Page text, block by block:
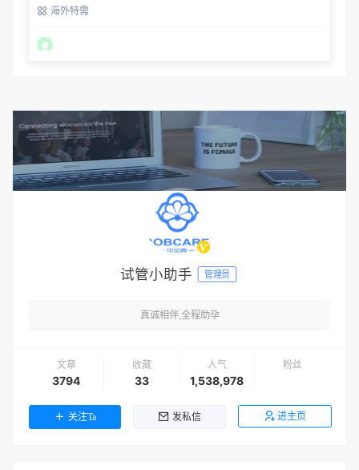
海外特需
试管小助手 管理员
真诚相伴,全程助孕
文章
3794
收藏
33
人气
1,538,978
粉丝
关注Ta 发私信 进主页